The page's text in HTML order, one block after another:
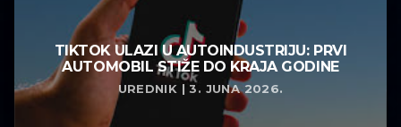
TIKTOK ULAZI U AUTOINDUSTRIJU: PRVI
AUTOMOBIL STIŽE DO KRAJA GODINE
UREDNIK | 3. JUNA 2026.